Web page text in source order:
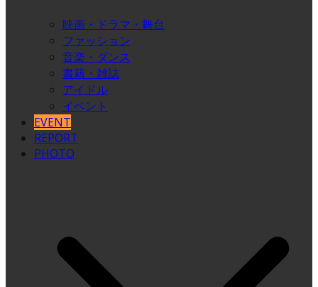
映画・ドラマ・舞台
ファッション
音楽・ダンス
書籍・雑誌
アイドル
イベント
EVENT
REPORT
PHOTO